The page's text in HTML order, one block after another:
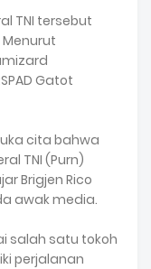
TNI tersebut
Menurut
Gatot
cita bahwa
TNI (Purn)
Brigjen Rico
awak media.
salah satu tokoh
perjalanan